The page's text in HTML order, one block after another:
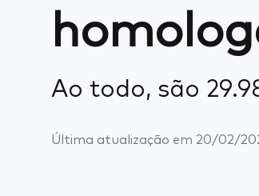
Ao todo, são
Última atualização em 20/02/